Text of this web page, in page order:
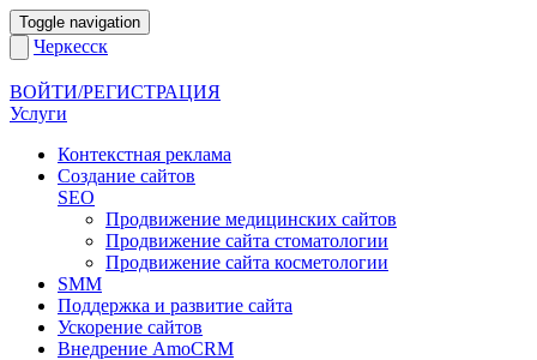
Toggle navigation
Черкесск
ВОЙТИ/РЕГИСТРАЦИЯ
Услуги
Контекстная реклама
Создание сайтов
SEO
Продвижение медицинских сайтов
Продвижение сайта стоматологии
Продвижение сайта косметологии
SMM
Поддержка и развитие сайта
Ускорение сайтов
Внедрение AmoCRM